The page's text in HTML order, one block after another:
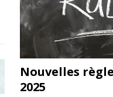
Nouvelles
2025